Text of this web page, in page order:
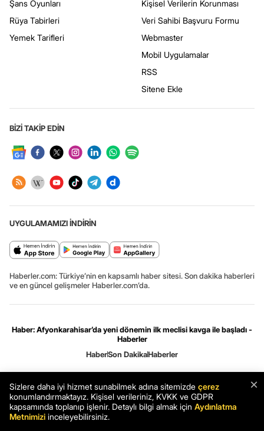
Şans Oyunları
Rüya Tabirleri
Yemek Tarifleri
Kişisel Verilerin Korunması
Veri Sahibi Başvuru Formu
Webmaster
Mobil Uygulamalar
RSS
Sitene Ekle
BİZİ TAKİP EDİN
UYGULAMAMIZI İNDİRİN
Haberler.com: Türkiye’nin en kapsamlı haber sitesi. Son dakika haberleri
ve en güncel gelişmeler Haberler.com’da.
Haber: Afyonkarahisar’da yeni dönemin ilk meclisi kavga ile başladı -
Haberler
HaberSon DakikaHaberler
×
Sizlere daha iyi hizmet sunabilmek adına sitemizde çerez
konumlandırmaktayız. Kişisel verileriniz, KVKK ve GDPR
kapsamında toplanıp işlenir. Detaylı bilgi almak için Aydınlatma
Metnimizi inceleyebilirsiniz.